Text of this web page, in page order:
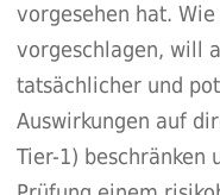
vorgesehen hat.
vorgeschlagen, will
tatsächlicher und
Auswirkungen auf
Tier-1) beschränken